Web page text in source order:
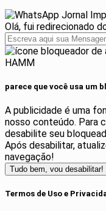
Jornal
Olá, fui redirecionado
HAMM
parece que você usa um
A publicidade é uma
nosso conteúdo. Para
desabilite seu
Após desabilitar,
navegação!
Tudo bem, vou desabilitar!
Termos de Uso e